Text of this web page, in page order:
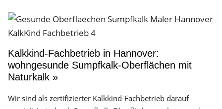
Kalkkind-Fachbetrieb in Hannover:
wohngesunde Sumpfkalk-Oberflächen mit
Naturkalk »
Wir sind als zertifizierter Kalkkind-Fachbetrieb darauf